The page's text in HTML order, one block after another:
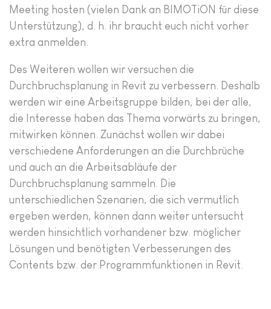
Meeting hosten (vielen Dank an BIMOTiON für diese
Unterstützung), d. h. ihr braucht euch nicht vorher
extra anmelden.
Des Weiteren wollen wir versuchen die
Durchbruchsplanung in Revit zu verbessern. Deshalb
werden wir eine Arbeitsgruppe bilden, bei der alle,
die Interesse haben das Thema vorwärts zu bringen,
mitwirken können. Zunächst wollen wir dabei
verschiedene Anforderungen an die Durchbrüche
und auch an die Arbeitsabläufe der
Durchbruchsplanung sammeln. Die
unterschiedlichen Szenarien, die sich vermutlich
ergeben werden, können dann weiter untersucht
werden hinsichtlich vorhandener bzw. möglicher
Lösungen und benötigten Verbesserungen des
Contents bzw. der Programmfunktionen in Revit.